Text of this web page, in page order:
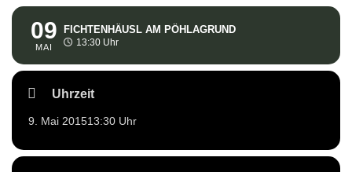
09
MAI
FICHTENHÄUSL AM PÖHLAGRUND
13:30 Uhr
Uhrzeit
9. Mai 201513:30 Uhr